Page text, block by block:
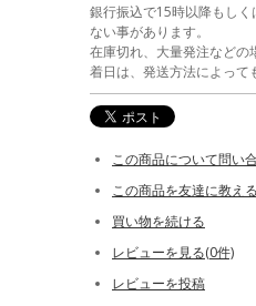
銀行振込で15時以降もし
ない事があります。
在庫切れ、大量発注などの
着日は、発送方法によって
この商品について問い
この商品を友達に教える
買い物を続ける
レビューを見る(0件)
レビューを投稿